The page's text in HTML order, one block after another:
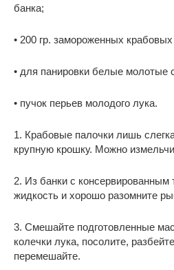
банка;
• 200 гр. замороженных
• для панировки белые молотые
• пучок перьев молодого лука.
1. Крабовые палочки лишь
крупную крошку. Можно
2. Из банки с консервированным
жидкость и хорошо разомните
3. Смешайте подготовленные
колечки лука, посолите,
перемешайте.